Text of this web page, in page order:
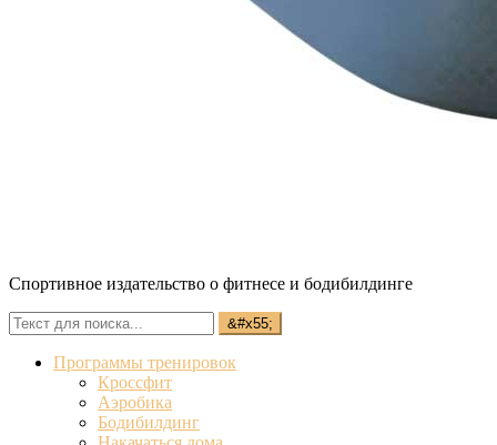
Спортивное издательство о фитнесе и бодибилдинге
Программы тренировок
Кроссфит
Аэробика
Бодибилдинг